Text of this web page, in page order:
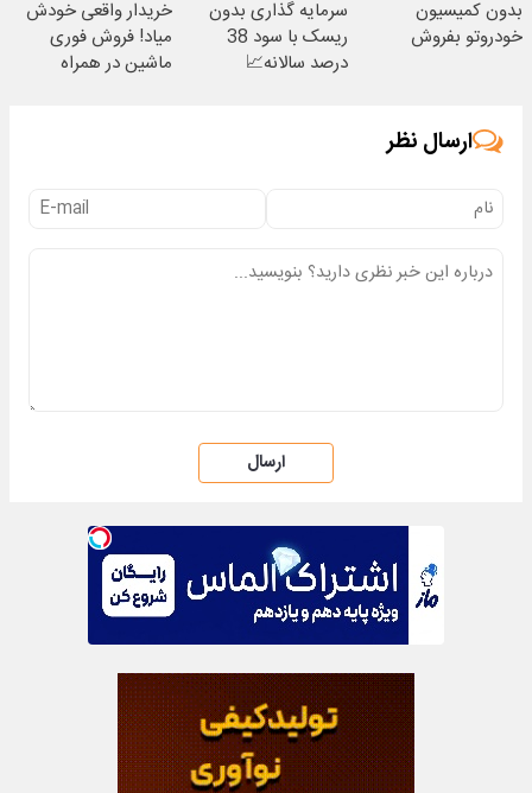
بدون کمیسیون
خودروتو بفروش
سرمایه گذاری بدون
ریسک با سود 38
درصد سالانه📈
خریدار واقعی خودش
میاد! فروش فوری
ماشین در همراه
ارسال نظر
ارسال